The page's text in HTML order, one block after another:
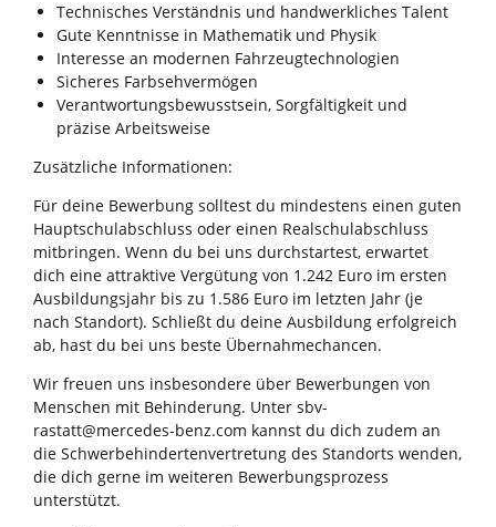
Technisches Verständnis und handwerkliches Talent
Gute Kenntnisse in Mathematik und Physik
Interesse an modernen Fahrzeugtechnologien
Sicheres Farbsehvermögen
Verantwortungsbewusstsein, Sorgfältigkeit und
präzise Arbeitsweise
Zusätzliche Informationen:
Für deine Bewerbung solltest du mindestens einen guten
Hauptschulabschluss oder einen Realschulabschluss
mitbringen. Wenn du bei uns durchstartest, erwartet
dich eine attraktive Vergütung von 1.242 Euro im ersten
Ausbildungsjahr bis zu 1.586 Euro im letzten Jahr (je
nach Standort). Schließt du deine Ausbildung erfolgreich
ab, hast du bei uns beste Übernahmechancen.
Wir freuen uns insbesondere über Bewerbungen von
Menschen mit Behinderung. Unter sbv-
rastatt@mercedes-benz.com kannst du dich zudem an
die Schwerbehindertenvertretung des Standorts wenden,
die dich gerne im weiteren Bewerbungsprozess
unterstützt.